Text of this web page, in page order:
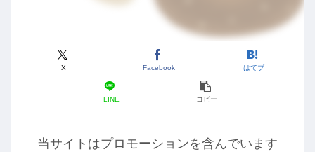
X Facebook はてブ
LINE コピー
当サイトはプロモーションを含んでいます